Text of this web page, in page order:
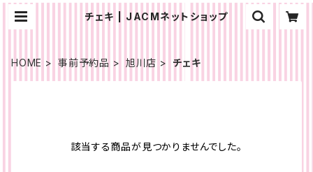
チェキ | JACMネットショップ
HOME 事前予約品 旭川店 チェキ
該当する商品が見つかりませんでした。